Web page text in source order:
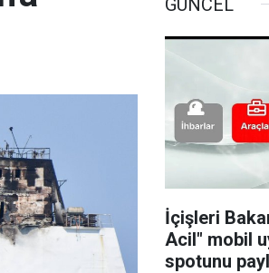
GÜNCEL
İçişleri
Acil" mobil
spotunu